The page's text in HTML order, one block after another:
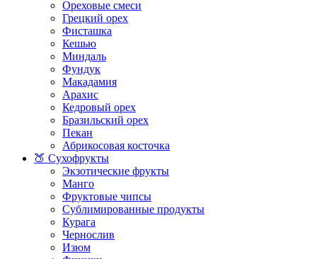
Ореховые смеси
Грецкий орех
Фисташка
Кешью
Миндаль
Фундук
Макадамия
Арахис
Кедровый орех
Бразильский орех
Пекан
Абрикосовая косточка
🍑 Сухофрукты
Экзотические фрукты
Манго
Фруктовые чипсы
Сублимированные продукты
Курага
Чернослив
Изюм